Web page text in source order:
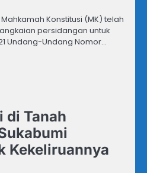
Mahkamah Konstitusi (MK) telah
persidangan untuk
Undang-Undang Nomor…
di Tanah
Kekeliruannya